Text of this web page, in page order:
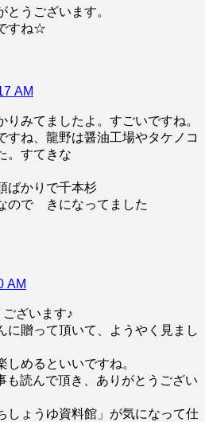
とうございます。
すね☆
AM
りみてましたよ。すごいですね。
すね、龍野は醤油工場やタケノコ
。すてきな
ばかりで千本杉
ので きになってました
AM
ざいます♪
に贈って頂いて、ようやく見まし
めるといいですね。
も読んで頂き、ありがとうござい
しょうゆ資料館」が気になって仕